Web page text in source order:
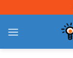
ไป
ยัง